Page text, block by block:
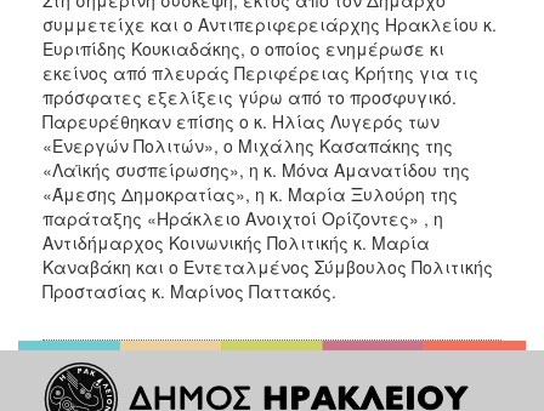
συμμετείχε και ο Αντιπεριφερειάρχης Ηρακλείου κ.
Ευριπίδης Κουκιαδάκης, ο οποίος ενημέρωσε κι
εκείνος από πλευράς Περιφέρειας Κρήτης για τις
πρόσφατες εξελίξεις γύρω από το προσφυγικό.
Παρευρέθηκαν επίσης ο κ. Ηλίας Λυγερός των
«Ενεργών Πολιτών», ο Μιχάλης Κασαπάκης της
«Λαϊκής συσπείρωσης», η κ. Μόνα Αμανατίδου της
«Άμεσης Δημοκρατίας», η κ. Μαρία Ξυλούρη της
παράταξης «Ηράκλειο Ανοιχτοί Ορίζοντες» , η
Αντιδήμαρχος Κοινωνικής Πολιτικής κ. Μαρία
Καναβάκη και ο Εντεταλμένος Σύμβουλος Πολιτικής
Προστασίας κ. Μαρίνος Παττακός.